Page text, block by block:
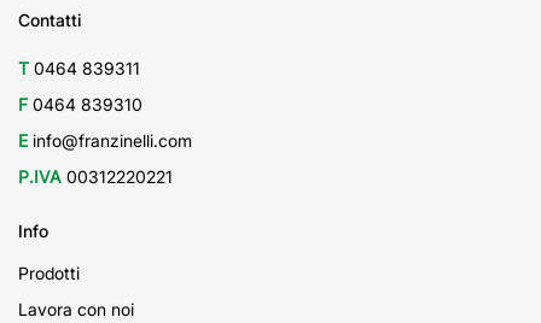
Contatti
T 0464 839311
F 0464 839310
E info@franzinelli.com
P.IVA 00312220221
Info
Prodotti
Lavora con noi